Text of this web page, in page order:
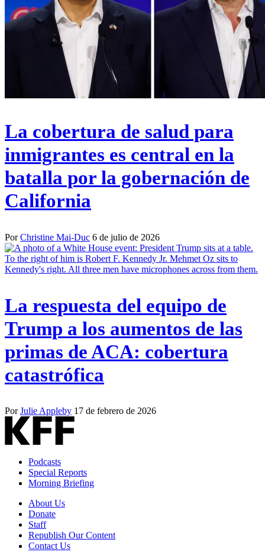
La cobertura de salud para
inmigrantes es central en la
batalla por la gobernación de
California
PorChristine Mai-Duc 6 de julio de 2026
La respuesta del equipo de
Trump a los aumentos de las
primas de ACA: cobertura
catastrófica
PorJulie Appleby 17 de febrero de 2026
Podcasts
Special Reports
Morning Briefing
About Us
Donate
Staff
Republish Our Content
Contact Us